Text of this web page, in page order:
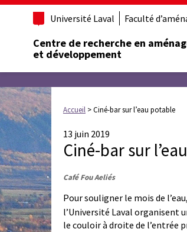
Université Laval Faculté
Centre de recherche en
et développement
Accueil >Ciné-bar sur l’eau potable
13 juin 2019
Ciné-bar sur
Café Fou Aeliés
Pour souligner le mois de
l’Université Laval organisent
le couloir à droite de l’entrée